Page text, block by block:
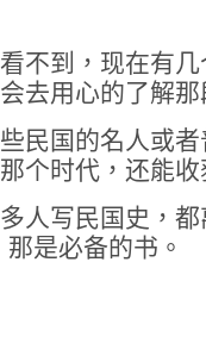
不到，现在有
去用心的了解
民国的名人或
个时代，还能
人写民国史，
那是必备的书。